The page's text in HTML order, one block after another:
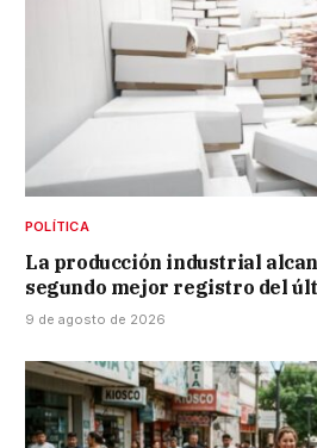
POLÍTICA
La producción industrial
segundo mejor registro del
9 de agosto de 2026